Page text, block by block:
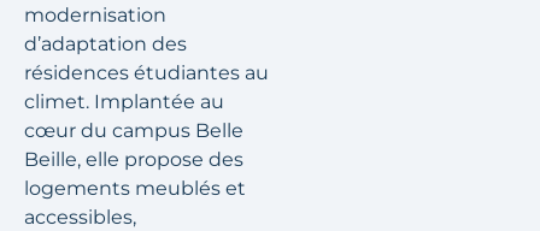
modernisation
d’adaptation des
résidences étudiantes au
climet. Implantée au
cœur du campus Belle
Beille, elle propose des
logements meublés et
accessibles,